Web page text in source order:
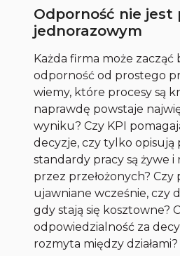
Odporność nie jest
jednorazowym
Każda firma może
odporność od prostego
wiemy, które procesy są
naprawdę powstaje
wyniku? Czy KPI
decyzje, czy tylko opisują
standardy pracy są żywe
przez przełożonych? Czy
ujawniane wcześnie, czy
gdy stają się kosztowne?
odpowiedzialność za
rozmyta między działami?